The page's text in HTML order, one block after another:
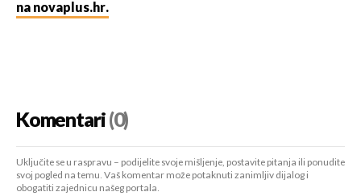
na novaplus.hr.
Komentari(0)
Uključite se u raspravu – podijelite svoje mišljenje, postavite pitanja ili ponudite
svoj pogled na temu. Vaš komentar može potaknuti zanimljiv dijalog i
obogatiti zajednicu našeg portala.